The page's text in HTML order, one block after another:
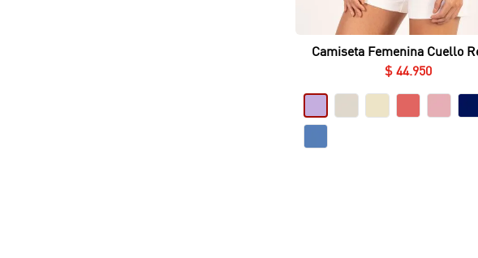
Vista rápida
Camiseta Femenina Cuello
Silueta Cajón Essential en
$ 44.950